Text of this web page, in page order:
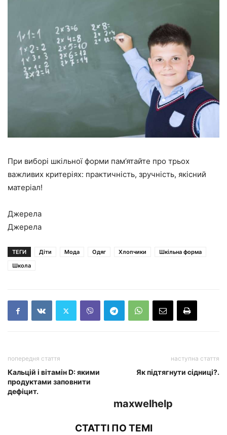
При виборі шкільної форми пам’ятайте про трьох
важливих критеріях: практичність, зручність, якісний
матеріал!
Джерела
Джерела
ТЕГИ Діти Мода Одяг Хлопчики
Шкільна форма
Школа
попередня стаття
Кальцій і вітамін D: якими
продуктами заповнити
дефіцит.
наступна стаття
Як підтягнути сідниці?.
maxwelhelp
СТАТТІ ПО ТЕМІ